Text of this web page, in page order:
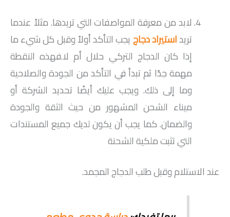
لابد من معرفة المواصفات التي تريدها. مثلاً عندما
تريداستيراد دجاجيجب التأكد أولاً وقبل كل شيء ما
إذا كان الدجاج التركي حلال أم لا.فهذه النقطة
مهمة جدًا ثم تبدأ في التأكد من الجودة والصلاحية
وما إلى ذلك. ويجب عليك أيضًا تحديد الشركة أو
ميناء الشحن المشهور من حيث الثقة والجودة
والضمان. كما يجب أن يكون لديك جميع المستندات
التي تثبت ملكية الشحنة
عند الاستلام وقبل طلب الدجاج المجمد.